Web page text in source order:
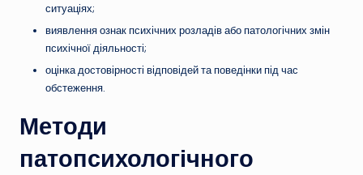
ситуаціях;
виявлення ознак психічних розладів або патологічних змін
психічної діяльності;
оцінка достовірності відповідей та поведінки під час
обстеження.
Методи
патопсихологічного